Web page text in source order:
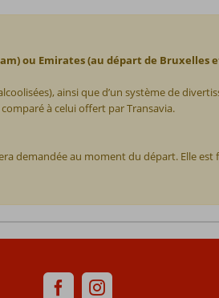
ou Emirates (au départ de Bruxelles
ainsi que d’un système de
à celui offert par Transavia.
demandée au moment du départ. Elle